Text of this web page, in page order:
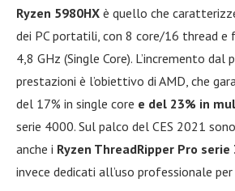
Ryzen 5980HX è quello che
dei PC portatili, con 8 core/16 thread e
4,8 GHz (Single Core). L’incremento
prestazioni è l’obiettivo di AMD, che
del 17% in single core e del 23% in
serie 4000. Sul palco del CES 2021
anche i Ryzen ThreadRipper Pro serie
invece dedicati all’uso professionale